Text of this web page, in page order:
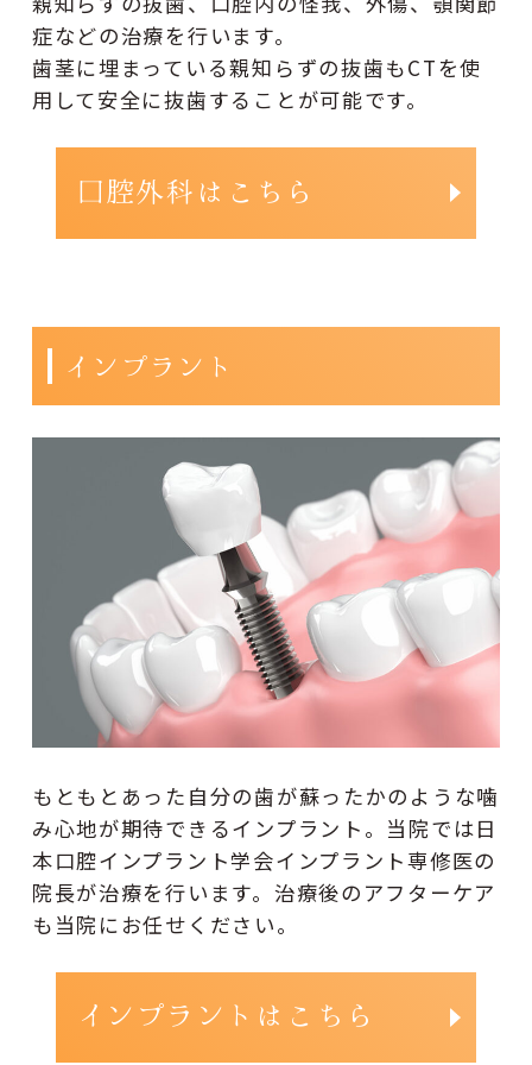
症などの治療を行います。
歯茎に埋まっている親知らずの抜歯もCTを使
用して安全に抜歯することが可能です。
口腔外科はこちら
インプラント
もともとあった自分の歯が蘇ったかのような噛
み心地が期待できるインプラント。当院では日
本口腔インプラント学会インプラント専修医の
院長が治療を行います。治療後のアフターケア
も当院にお任せください。
インプラントはこちら